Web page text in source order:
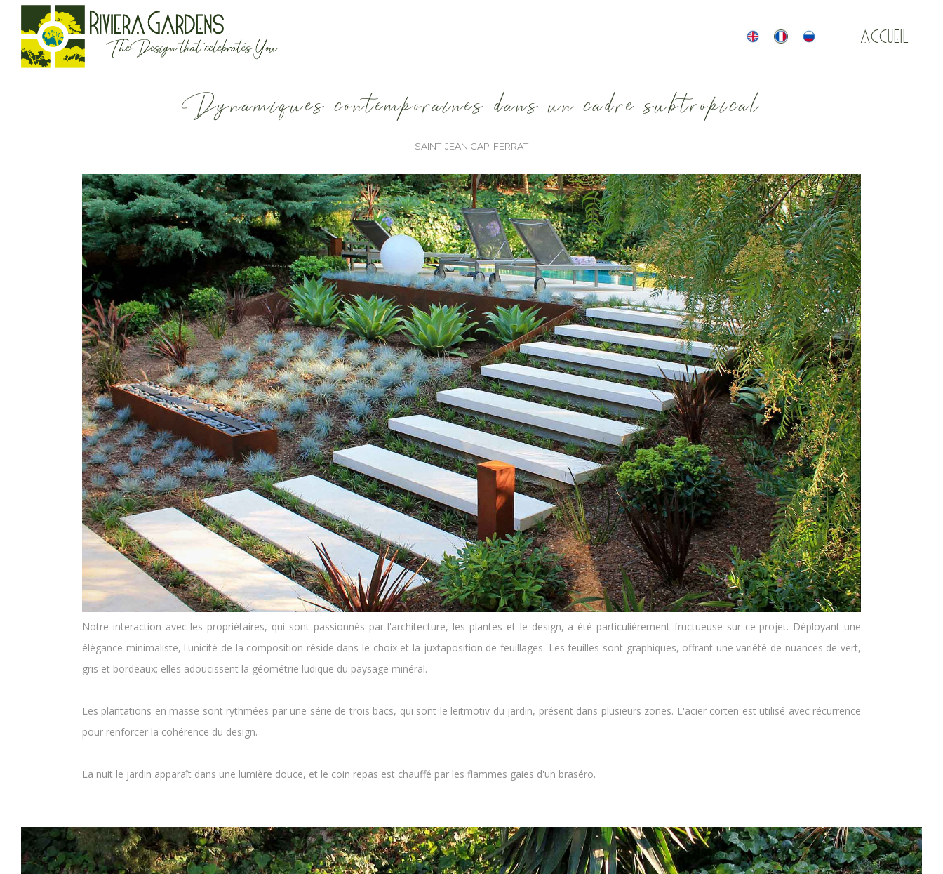
ACCUEIL
Dynamiques contemporaines dans un cadre subtropical
SAINT-JEAN CAP-FERRAT
Notre interaction avec les propriétaires, qui sont passionnés par l'architecture, les plantes et le design, a été particulièrement fructueuse sur ce projet. Déployant une
élégance minimaliste, l'unicité de la composition réside dans le choix et la juxtaposition de feuillages. Les feuilles sont graphiques, offrant une variété de nuances de vert,
gris et bordeaux; elles adoucissent la géométrie ludique du paysage minéral.
Les plantations en masse sont rythmées par une série de trois bacs, qui sont le leitmotiv du jardin, présent dans plusieurs zones. L'acier corten est utilisé avec récurrence
pour renforcer la cohérence du design.
La nuit le jardin apparaît dans une lumière douce, et le coin repas est chauffé par les flammes gaies d'un braséro.